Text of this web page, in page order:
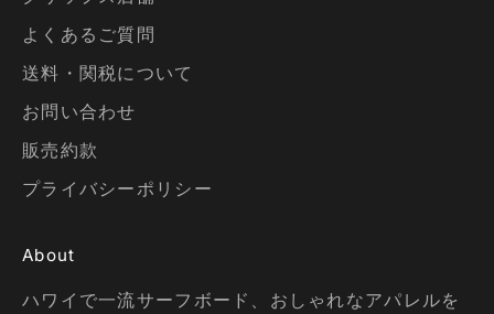
よくあるご質問
送料・関税について
お問い合わせ
販売約款
プライバシーポリシー
About
ハワイで一流サーフボード、おしゃれなアパレルを